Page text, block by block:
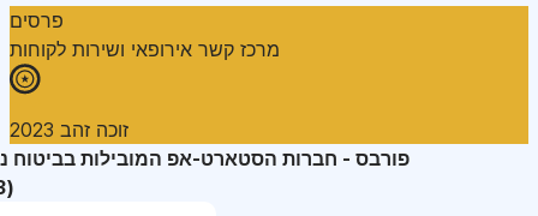
פרסים
מרכז קשר אירופאי ושירות לקוחות
זוכה זהב 2023
פורבס - חברות הסטארט-אפ המובילות בביטוח
(2023)